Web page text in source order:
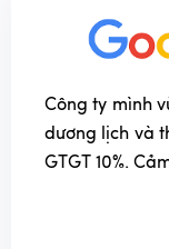
Công ty mình
dương lịch và
GTGT 10%.